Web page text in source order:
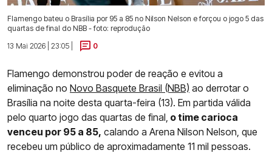
Flamengo bateu o Brasília por 95 a 85 no Nilson Nelson e forçou o jogo 5 das
quartas de final do NBB - foto: reprodução
13 Mai 2026 | 23:05 |
0
Flamengo demonstrou poder de reação e evitou a
eliminação no Novo Basquete Brasil (NBB) ao derrotar o
Brasília na noite desta quarta-feira (13). Em partida válida
pelo quarto jogo das quartas de final, o time carioca
venceu por 95 a 85, calando a Arena Nilson Nelson, que
recebeu um público de aproximadamente 11 mil pessoas.